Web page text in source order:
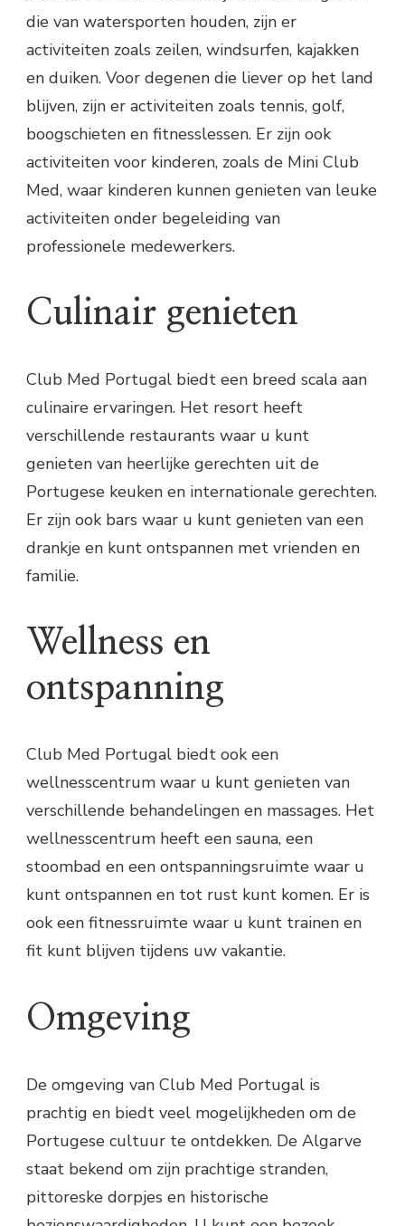
die van watersporten houden, zijn er
activiteiten zoals zeilen, windsurfen, kajakken
en duiken. Voor degenen die liever op het land
blijven, zijn er activiteiten zoals tennis, golf,
boogschieten en fitnesslessen. Er zijn ook
activiteiten voor kinderen, zoals de Mini Club
Med, waar kinderen kunnen genieten van leuke
activiteiten onder begeleiding van
professionele medewerkers.
Culinair genieten
Club Med Portugal biedt een breed scala aan
culinaire ervaringen. Het resort heeft
verschillende restaurants waar u kunt
genieten van heerlijke gerechten uit de
Portugese keuken en internationale gerechten.
Er zijn ook bars waar u kunt genieten van een
drankje en kunt ontspannen met vrienden en
familie.
Wellness en
ontspanning
Club Med Portugal biedt ook een
wellnesscentrum waar u kunt genieten van
verschillende behandelingen en massages. Het
wellnesscentrum heeft een sauna, een
stoombad en een ontspanningsruimte waar u
kunt ontspannen en tot rust kunt komen. Er is
ook een fitnessruimte waar u kunt trainen en
fit kunt blijven tijdens uw vakantie.
Omgeving
De omgeving van Club Med Portugal is
prachtig en biedt veel mogelijkheden om de
Portugese cultuur te ontdekken. De Algarve
staat bekend om zijn prachtige stranden,
pittoreske dorpjes en historische